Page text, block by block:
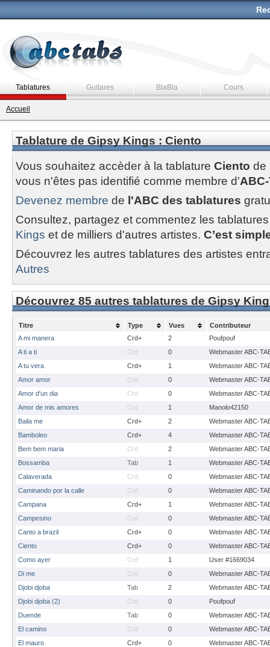
Tablatures Guitares BlaBla Cours
Accueil
Tablature de Gipsy Kings : Ciento
Vous souhaitez accèder à la tablature Ciento de
vous n'êtes pas identifié comme membre d'
Devenez membre de l'ABC des tablatures
Consultez, partagez et commentez les
Kings et de milliers d'autres artistes. C’est
Découvrez les autres tablatures des artistes
Autres
Découvrez 85 autres tablatures de Gipsy
Titre Type Vues
Contributeur
A mi manera
Crd+ 2
Poufpouf
A ti a ti
Crd 0
Webmaster ABC-
A tu vera
Crd+ 1
Webmaster ABC-
Amor amor
Crd 0
Webmaster ABC-
Amor d'un dia
Crd 0
Webmaster ABC-
Amor de mis amores
Crd 1
Manolo42150
Baila me
Crd+ 2
Webmaster ABC-
Bamboleo
Crd+ 4
Webmaster ABC-
Bem bem maria
Crd 2
Webmaster ABC-
Bossamba
Tab 1
Webmaster ABC-
Calaverada
Crd 0
Webmaster ABC-
Caminando por la calle
Crd 0
Webmaster ABC-
Campana
Crd+ 1
Webmaster ABC-
Campesino
Crd 0
Webmaster ABC-
Canto a brazil
Crd+ 0
Webmaster ABC-
Ciento
Crd+ 0
Webmaster ABC-
Como ayer
Crd 1
User #1669034
Di me
Crd 0
Webmaster ABC-
Djobi djoba
Tab 2
Webmaster ABC-
Djobi djoba (2)
Crd 0
Poufpouf
Duende
Tab 0
Webmaster ABC-
El camino
Crd 0
Webmaster ABC-
El mauro
Crd+ 0
Webmaster ABC-